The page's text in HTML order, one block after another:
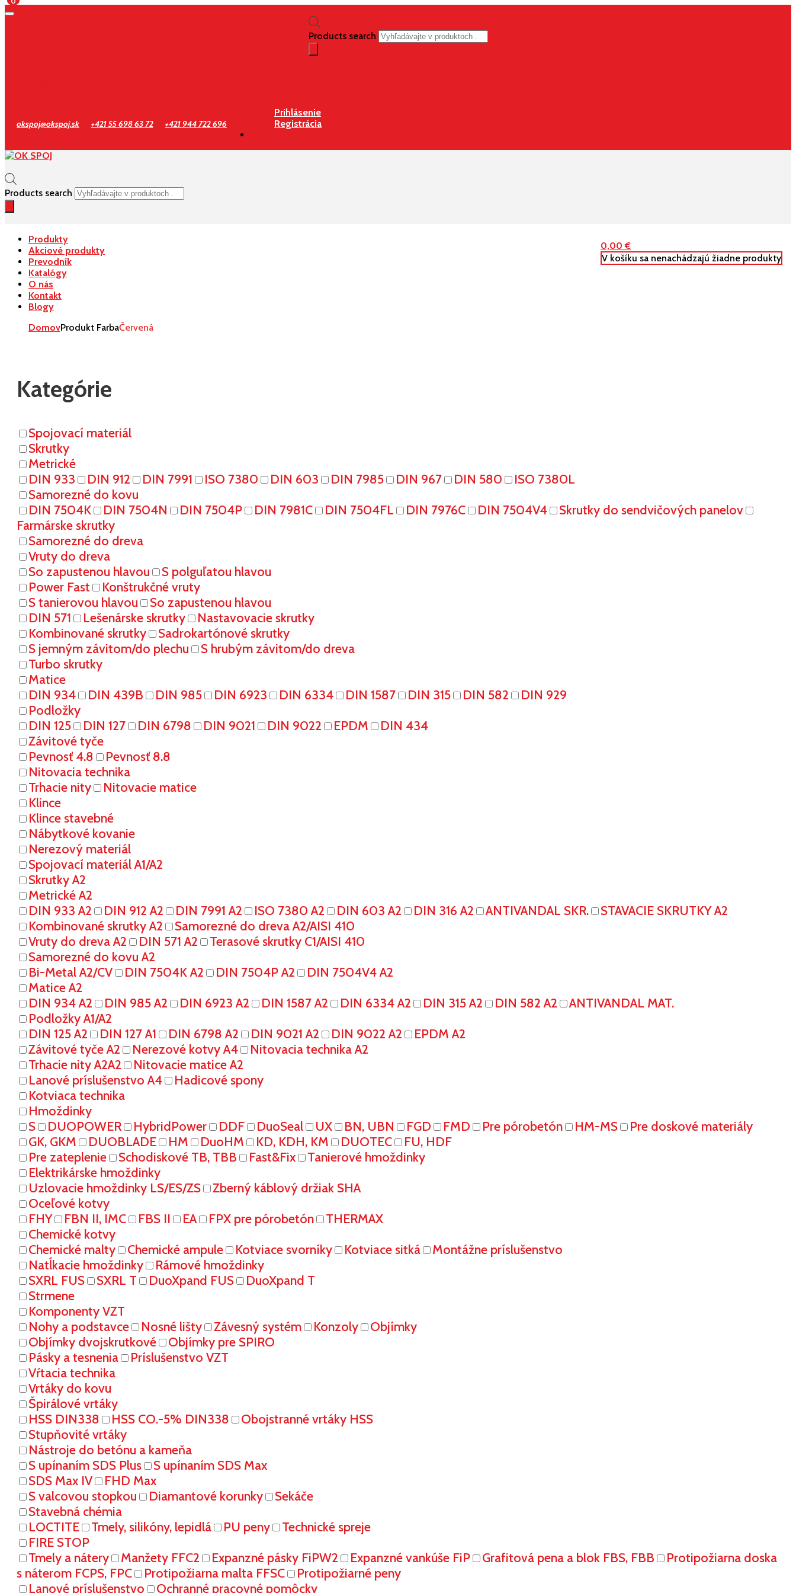
Products search
okspoj@okspoj.sk +421 55 698 63 72 +421 944 722 696
Prihlásenie
Registrácia
Products search
0,00€
V košíku sa nenachádzajú žiadne produkty
Produkty
Akciové produkty
Prevodník
Katalógy
O nás
Kontakt
Blogy
DomovProdukt FarbaČervená
Kategórie
Spojovací materiál
Skrutky
Metrické
DIN 933
DIN 912 DIN 7991 ISO 7380 DIN 603 DIN 7985 DIN 967 DIN 580
ISO 7380L
Samorezné do kovu
DIN 7504K
DIN 7504N DIN 7504P DIN 7981C DIN 7504FL DIN 7976C DIN 7504V4
Skrutky do sendvičových panelov
Farmárske skrutky
Samorezné do dreva
Vruty do dreva
So zapustenou hlavou
S polguľatou hlavou
Power Fast
Konštrukčné vruty
S tanierovou hlavou
So zapustenou hlavou
DIN 571
Lešenárske skrutky
Nastavovacie skrutky
Kombinované skrutky
Sadrokartónové skrutky
S jemným závitom/do plechu
S hrubým závitom/do dreva
Turbo skrutky
Matice
DIN 934
DIN 439B DIN 985 DIN 6923 DIN 6334 DIN 1587 DIN 315 DIN 582
DIN 929
Podložky
DIN 125
DIN 127 DIN 6798 DIN 9021 DIN 9022 EPDM
DIN 434
Závitové tyče
Pevnosť 4.8
Pevnosť 8.8
Nitovacia technika
Trhacie nity
Nitovacie matice
Klince
Klince stavebné
Nábytkové kovanie
Nerezový materiál
Spojovací materiál A1/A2
Skrutky A2
Metrické A2
DIN 933 A2
DIN 912 A2 DIN 7991 A2 ISO 7380 A2 DIN 603 A2 DIN 316 A2 ANTIVANDAL SKR.
STAVACIE SKRUTKY A2
Kombinované skrutky A2
Samorezné do dreva A2/AISI 410
Vruty do dreva A2
DIN 571 A2
Terasové skrutky C1/AISI 410
Samorezné do kovu A2
Bi-Metal A2/CV
DIN 7504K A2 DIN 7504P A2
DIN 7504V4 A2
Matice A2
DIN 934 A2
DIN 985 A2 DIN 6923 A2 DIN 1587 A2 DIN 6334 A2 DIN 315 A2 DIN 582 A2
ANTIVANDAL MAT.
Podložky A1/A2
DIN 125 A2
DIN 127 A1 DIN 6798 A2 DIN 9021 A2 DIN 9022 A2
EPDM A2
Závitové tyče A2
Nerezové kotvy A4
Nitovacia technika A2
Trhacie nity A2A2
Nitovacie matice A2
Lanové príslušenstvo A4
Hadicové spony
Kotviaca technika
Hmoždinky
S
DUOPOWER HybridPower DDF DuoSeal UX BN, UBN FGD FMD Pre pórobetón HM-MS
Pre doskové materiály
GK, GKM
DUOBLADE HM DuoHM KD, KDH, KM DUOTEC
FU, HDF
Pre zateplenie
Schodiskové TB, TBB Fast&Fix
Tanierové hmoždinky
Elektrikárske hmoždinky
Uzlovacie hmoždinky LS/ES/ZS
Zberný káblový držiak SHA
Oceľové kotvy
FHY
FBN II, IMC FBS II EA FPX pre pórobetón
THERMAX
Chemické kotvy
Chemické malty
Chemické ampule Kotviace svorníky Kotviace sitká
Montážne príslušenstvo
Natĺkacie hmoždinky
Rámové hmoždinky
SXRL FUS
SXRL T DuoXpand FUS
DuoXpand T
Strmene
Komponenty VZT
Nohy a podstavce
Nosné lišty Závesný systém Konzoly
Objímky
Objímky dvojskrutkové
Objímky pre SPIRO
Pásky a tesnenia
Príslušenstvo VZT
Vŕtacia technika
Vrtáky do kovu
Špirálové vrtáky
HSS DIN338
HSS CO.-5% DIN338
Obojstranné vrtáky HSS
Stupňovité vrtáky
Nástroje do betónu a kameňa
S upínaním SDS Plus
S upínaním SDS Max
SDS Max IV
FHD Max
S valcovou stopkou
Diamantové korunky
Sekáče
Stavebná chémia
LOCTITE
Tmely, silikóny, lepidlá PU peny
Technické spreje
FIRE STOP
Tmely a nátery
Manžety FFC2 Expanzné pásky FiPW2 Expanzné vankúše FiP Grafitová pena a blok FBS, FBB
Protipožiarna doska
s náterom FCPS, FPC
Protipožiarna malta FFSC
Protipožiarné peny
Lanové príslušenstvo
Ochranné pracovné pomôcky